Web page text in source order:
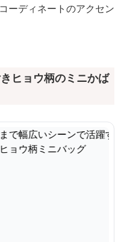
ーディネートのアクセン
ヒョウ柄のミニかば